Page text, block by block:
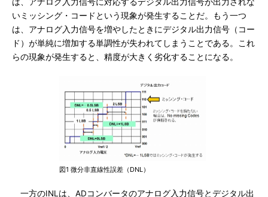
いミッシング・コードという現象が発生することだ。もう一つ
は、アナログ入力信号を増やしたときにデジタル出力信号（コー
ド）が単純に増加する単調性が失われてしまうことである。これ
らの現象が発生すると、精度が大きく劣化することになる。
図1 微分非直線性誤差（DNL）
一方のINLは、ADコンバータのアナログ入力信号とデジタル出